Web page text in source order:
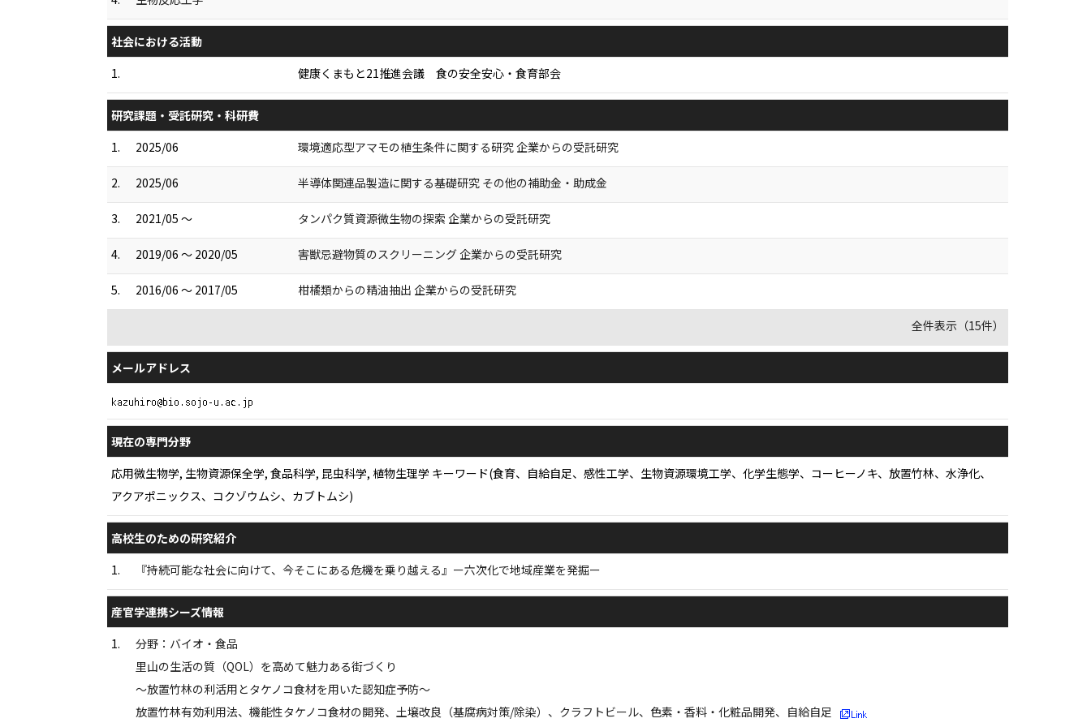
社会における活動
1.
健康くまもと21推進会議 食の安全安心・食育部会
研究課題・受託研究・科研費
1.
2025/06 環境適応型アマモの植生条件に関する研究 企業からの受託研究
2. 2025/06 半導体関連品製造に関する基礎研究 その他の補助金・助成金
3. 2021/05 ～ タンパク質資源微生物の探索 企業からの受託研究
4. 2019/06 ～ 2020/05 害獣忌避物質のスクリーニング 企業からの受託研究
5. 2016/06 ～ 2017/05 柑橘類からの精油抽出 企業からの受託研究
全件表示（15件）
メールアドレス
現在の専門分野
応用微生物学, 生物資源保全学, 食品科学, 昆虫科学, 植物生理学 キーワード(食育、自給自足、感性工学、生物資源環境工学、化学生態学、コーヒーノキ、放置竹林、水浄化、
アクアポニックス、コクゾウムシ、カブトムシ)
高校生のための研究紹介
1.
『持続可能な社会に向けて、今そこにある危機を乗り越える』ー六次化で地域産業を発掘ー
産官学連携シーズ情報
1.
分野：バイオ・食品
里山の生活の質（QOL）を高めて魅力ある街づくり
〜放置竹林の利活用とタケノコ食材を用いた認知症予防〜
放置竹林有効利用法、機能性タケノコ食材の開発、土壌改良（基腐病対策/除染）、クラフトビール、色素・香料・化粧品開発、自給自足